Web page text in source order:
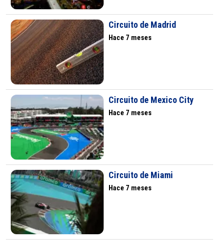
Circuito de Madrid
Hace 7 meses
Circuito de Mexico City
Hace 7 meses
Circuito de Miami
Hace 7 meses